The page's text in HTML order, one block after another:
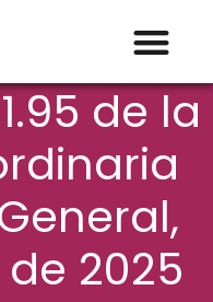
de la
2025